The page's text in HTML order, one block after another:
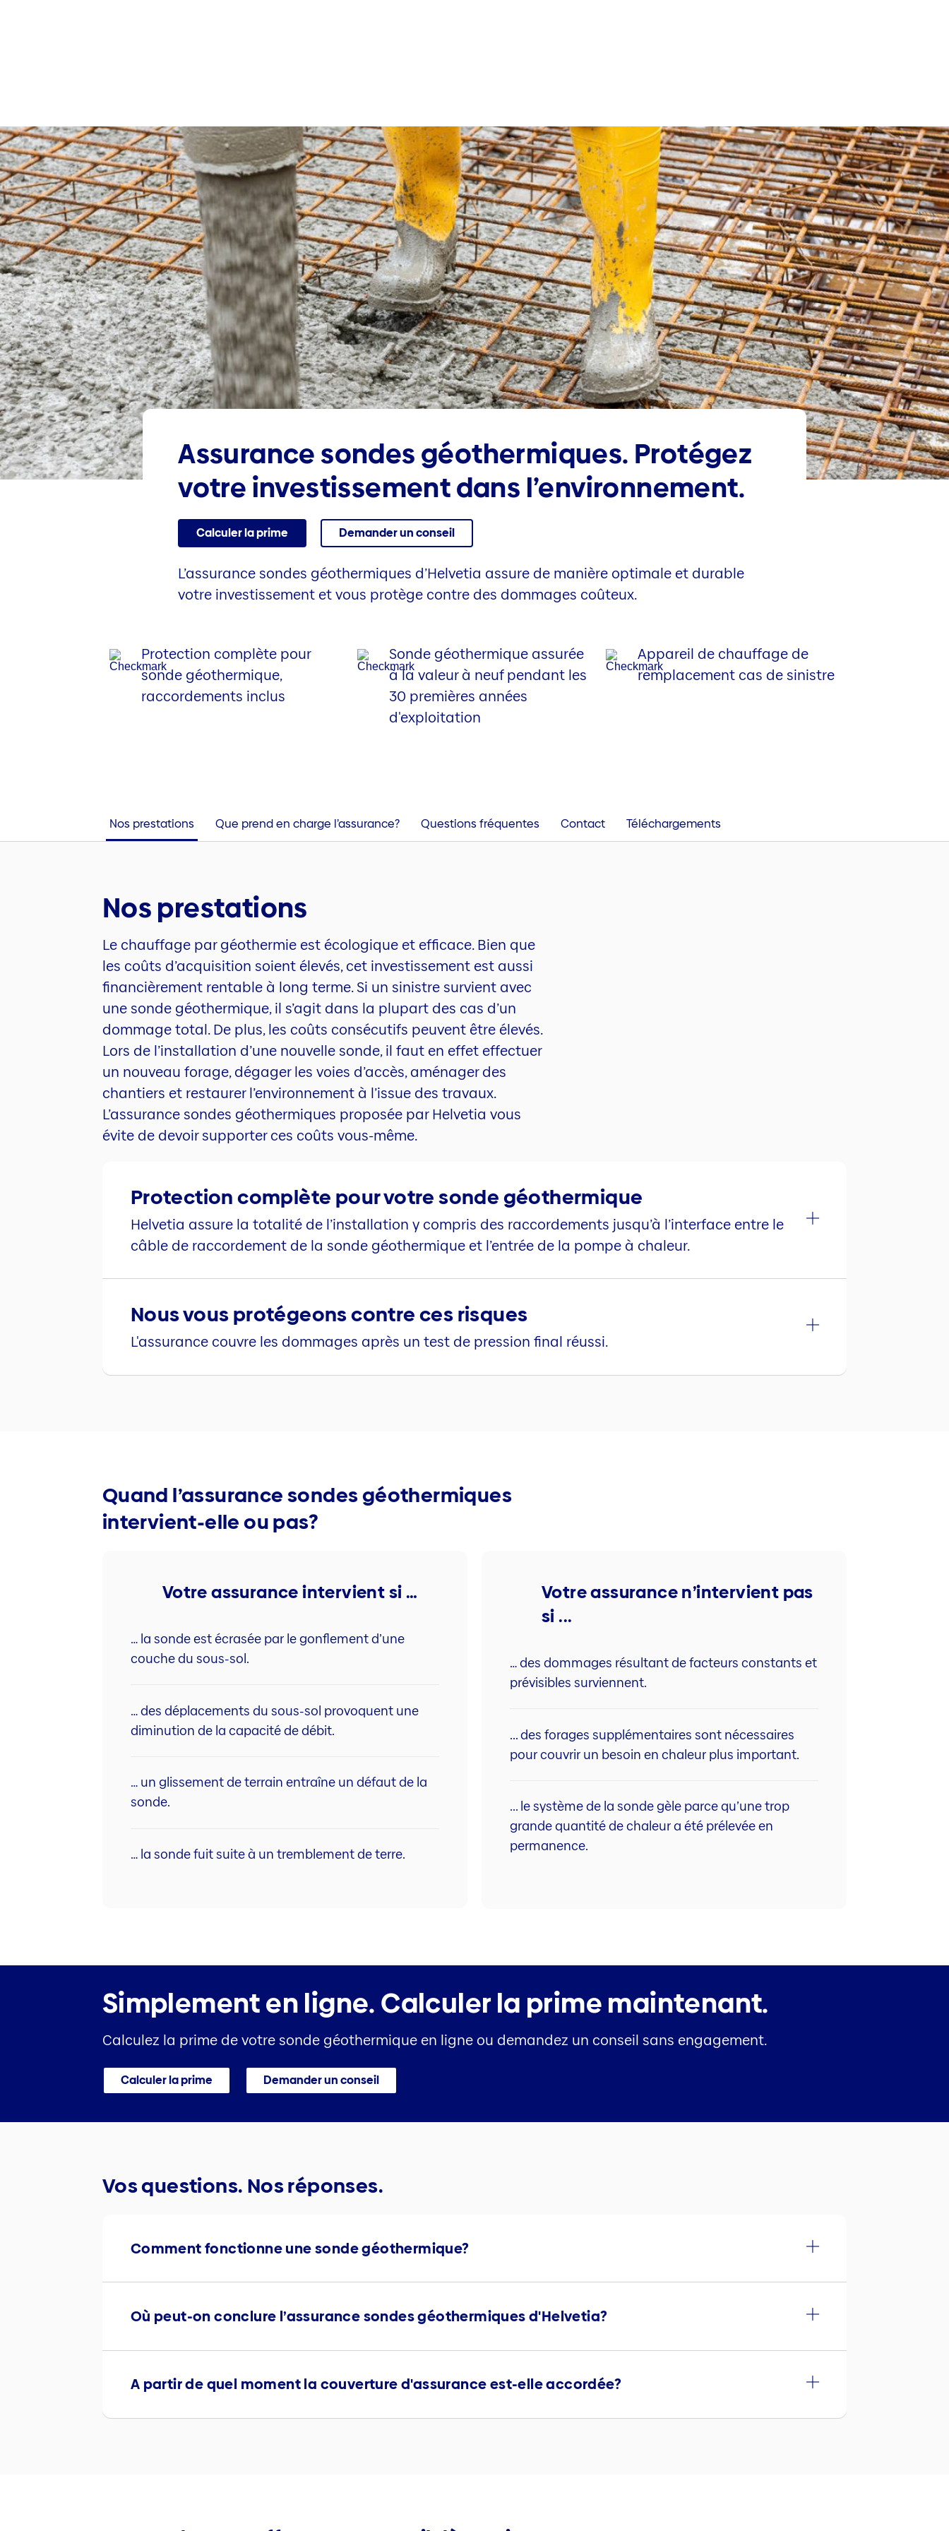
Assurance sondes géothermiques. Protégez
votre investissement dans l’environnement.
Calculer la prime Demander un conseil
L’assurance sondes géothermiques d’Helvetia assure de manière optimale et durable
votre investissement et vous protège contre des dommages coûteux.
Protection complète pour
sonde géothermique,
raccordements inclus
Sonde géothermique assurée
à la valeur à neuf pendant les
30 premières années
d'exploitation
Appareil de chauffage de
remplacement cas de sinistre
Nos prestations Que prend en charge l’assurance? Questions fréquentes Contact Téléchargements
Nos prestations
Le chauffage par géothermie est écologique et efficace. Bien que
les coûts d’acquisition soient élevés, cet investissement est aussi
financièrement rentable à long terme. Si un sinistre survient avec
une sonde géothermique, il s’agit dans la plupart des cas d’un
dommage total. De plus, les coûts consécutifs peuvent être élevés.
Lors de l’installation d’une nouvelle sonde, il faut en effet effectuer
un nouveau forage, dégager les voies d’accès, aménager des
chantiers et restaurer l’environnement à l’issue des travaux.
L’assurance sondes géothermiques proposée par Helvetia vous
évite de devoir supporter ces coûts vous-même.
Protection complète pour votre sonde géothermique
Helvetia assure la totalité de l’installation y compris des raccordements jusqu’à l’interface entre le
câble de raccordement de la sonde géothermique et l’entrée de la pompe à chaleur.
Nous vous protégeons contre ces risques
L'assurance couvre les dommages après un test de pression final réussi.
Quand l’assurance sondes géothermiques
intervient-elle ou pas?
Votre assurance intervient si …
… la sonde est écrasée par le gonflement d’une
couche du sous-sol.
… des déplacements du sous-sol provoquent une
diminution de la capacité de débit.
… un glissement de terrain entraîne un défaut de la
sonde.
… la sonde fuit suite à un tremblement de terre.
Votre assurance n’intervient pas
si ...
… des dommages résultant de facteurs constants et
prévisibles surviennent.
... des forages supplémentaires sont nécessaires
pour couvrir un besoin en chaleur plus important.
... le système de la sonde gèle parce qu’une trop
grande quantité de chaleur a été prélevée en
permanence.
Simplement en ligne.Calculer la prime maintenant.
Calculez la prime de votre sonde géothermique en ligne ou demandez un conseil sans engagement.
Calculer la prime Demander un conseil
Vos questions. Nos réponses.
Comment fonctionne une sonde géothermique?
Où peut-on conclure l’assurance sondes géothermiques d'Helvetia?
A partir de quel moment la couverture d'assurance est-elle accordée?